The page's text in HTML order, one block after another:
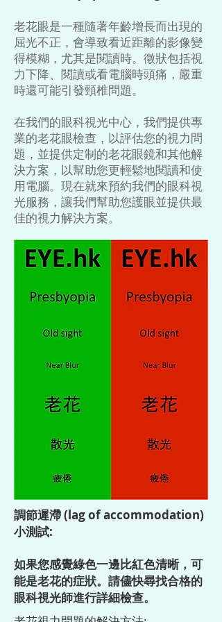
老花眼是一種隨著年齡增長而出現的
屈光不正，會導致看近距離的影像變
得模糊，尤其是閱讀時。徵狀包括視
力下降、閱讀或看電腦時頭痛，嚴重
時還可能引發頸椎問題。
在我們的眼科視光中心，我們提供專
業的老花眼檢查，以評估您的視力問
題，並提供定制的老花眼鏡和其他解
決方案，以幫助您更輕鬆地閱讀和使
用電腦。現在就來預約我們的眼科視
光服務，讓我們幫助您護眼並提供最
佳的視力解決方案。
調節遲滯 (lag of accommodation)
小測試:
如果您感覺綠色一邊比紅色清晰，可
能是老花的症狀。請儘快尋找合格的
眼科視光師進行詳細檢查。